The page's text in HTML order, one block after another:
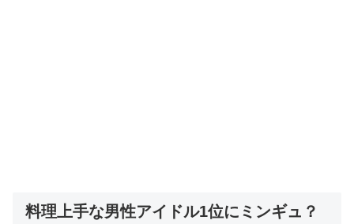
料理上手な男性アイドル1位にミンギュ？